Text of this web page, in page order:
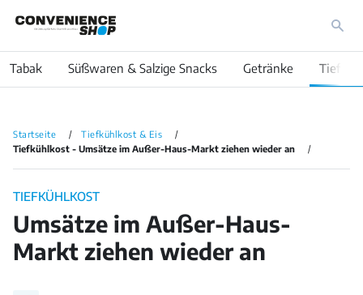
Tabak Süßwaren & Salzige Snacks Getränke
Startseite
Tiefkühlkost & Eis
Tiefkühlkost - Umsätze im Außer-Haus-Markt ziehen wieder an
TIEFKÜHLKOST
Umsätze im Außer-Haus-
Markt ziehen wieder an